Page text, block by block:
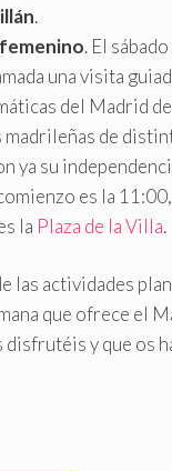
.
. El
una visita
del Madrid
madrileñas de
ya su
es la
la Plaza de la Villa.
las actividades
que ofrece el
disfrutéis y que os